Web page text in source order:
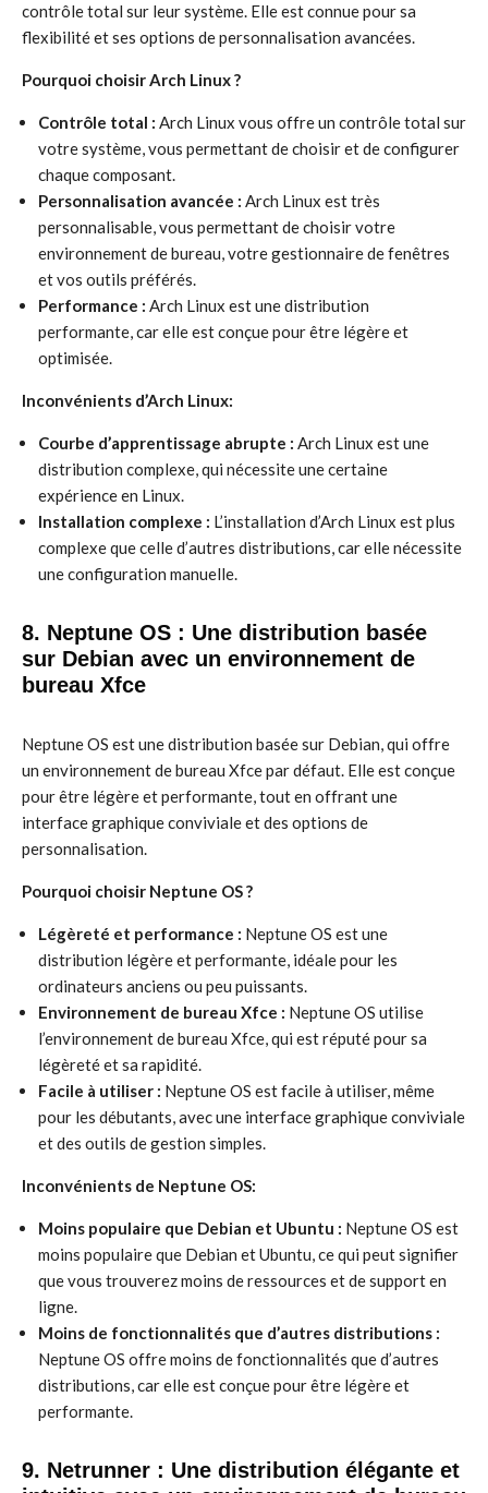
contrôle total sur leur système. Elle est connue pour sa
flexibilité et ses options de personnalisation avancées.
Pourquoi choisir Arch Linux ?
Contrôle total : Arch Linux vous offre un contrôle total sur
votre système, vous permettant de choisir et de configurer
chaque composant.
Personnalisation avancée : Arch Linux est très
personnalisable, vous permettant de choisir votre
environnement de bureau, votre gestionnaire de fenêtres
et vos outils préférés.
Performance : Arch Linux est une distribution
performante, car elle est conçue pour être légère et
optimisée.
Inconvénients d’Arch Linux:
Courbe d’apprentissage abrupte : Arch Linux est une
distribution complexe, qui nécessite une certaine
expérience en Linux.
Installation complexe : L’installation d’Arch Linux est plus
complexe que celle d’autres distributions, car elle nécessite
une configuration manuelle.
8. Neptune OS : Une distribution basée
sur Debian avec un environnement de
bureau Xfce
Neptune OS est une distribution basée sur Debian, qui offre
un environnement de bureau Xfce par défaut. Elle est conçue
pour être légère et performante, tout en offrant une
interface graphique conviviale et des options de
personnalisation.
Pourquoi choisir Neptune OS ?
Légèreté et performance : Neptune OS est une
distribution légère et performante, idéale pour les
ordinateurs anciens ou peu puissants.
Environnement de bureau Xfce : Neptune OS utilise
l’environnement de bureau Xfce, qui est réputé pour sa
légèreté et sa rapidité.
Facile à utiliser : Neptune OS est facile à utiliser, même
pour les débutants, avec une interface graphique conviviale
et des outils de gestion simples.
Inconvénients de Neptune OS:
Moins populaire que Debian et Ubuntu : Neptune OS est
moins populaire que Debian et Ubuntu, ce qui peut signifier
que vous trouverez moins de ressources et de support en
ligne.
Moins de fonctionnalités que d’autres distributions :
Neptune OS offre moins de fonctionnalités que d’autres
distributions, car elle est conçue pour être légère et
performante.
9. Netrunner : Une distribution élégante et